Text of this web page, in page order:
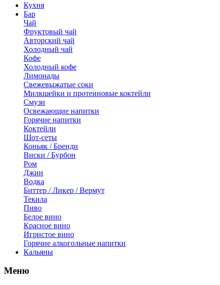
Кухня
Бар
Чай
Фруктовый чай
Авторский чай
Холодный чай
Кофе
Холодный кофе
Лимонады
Свежевыжатые соки
Милкшейки и протеиновые коктейли
Смузи
Освежающие напитки
Горячие напитки
Коктейли
Шот-сеты
Коньяк / Бренди
Виски / Бурбон
Ром
Джин
Водка
Биттер / Ликер / Вермут
Текила
Пиво
Белое вино
Красное вино
Игристое вино
Горячие алкогольные напитки
Кальяны
Меню